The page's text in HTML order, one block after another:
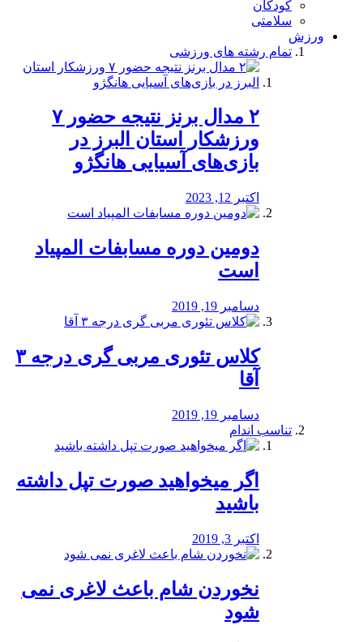
کودکان
سلامتی
ورزش
تمام رشته های ورزشی
۲ مدال برنز نتیجه حضور ۷
ورزشکار استان البرز در
بازی‌های آسیایی هانگژو
اکتبر 12, 2023
دومین دوره مسابفات المپیاد
است
دسامبر 19, 2019
کلاس تئوری مربی گری درجه ۳
آقا
دسامبر 19, 2019
تناسب اندام
اگر میخواهید صورت تپل داشته
باشید
اکتبر 3, 2019
نخوردن شام باعث لاغری نمی
‌شود